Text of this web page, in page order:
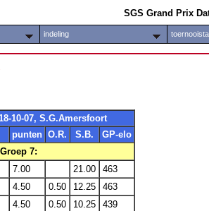
SGS Grand Prix
indeling
10-07, S.G.Amersfoort
punten O.R. S.B.
GP-elo
Groep 7:
7.00 21.00
463
4.50 0.50 12.25
463
4.50 0.50 10.25
439